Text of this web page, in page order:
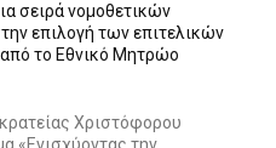
σειρά νομοθετικών
επιλογή των επιτελικών
το Εθνικό Μητρώο
Χριστόφορου